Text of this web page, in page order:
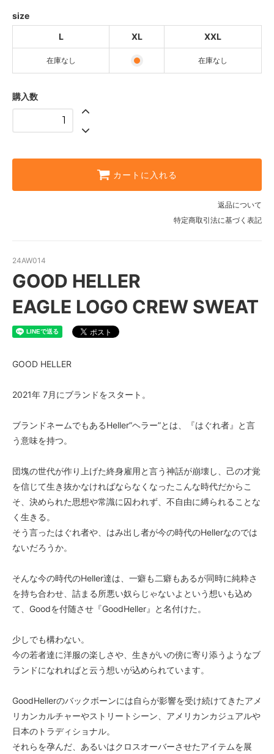
size
L
XL XXL
在庫なし 在庫なし
購入数
カートに入れる
返品について
特定商取引法に基づく表記
24AW014
GOOD HELLER
EAGLE LOGO CREW SWEAT
GOOD HELLER
2021年 7月にブランドをスタート。
ブランドネームでもあるHeller”ヘラー”とは、『はぐれ者』と言
う意味を持つ。
団塊の世代が作り上げた終身雇用と言う神話が崩壊し、己の才覚
を信じて生き抜かなければならなくなったこんな時代だからこ
そ、決められた思想や常識に囚われず、不自由に縛られることな
く生きる。
そう言ったはぐれ者や、はみ出し者が今の時代のHellerなのでは
ないだろうか。
そんな今の時代のHeller達は、一癖も二癖もあるが同時に純粋さ
を持ち合わせ、詰まる所悪い奴らじゃないよという想いも込め
て、Goodを付随させ『GoodHeller』と名付けた。
少しでも構わない。
今の若者達に洋服の楽しさや、生きがいの傍に寄り添うようなブ
ランドになれればと云う想いが込められています。
GoodHellerのバックボーンには自らが影響を受け続けてきたアメ
リカンカルチャーやストリートシーン、アメリカンカジュアルや
日本のトラディショナル。
それらを孕んだ、あるいはクロスオーバーさせたアイテムを展